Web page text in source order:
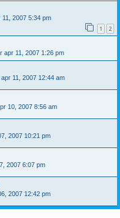
11, 2007 5:34 pm
1 2
apr 11, 2007 1:26 pm
11, 2007 12:44 am
10, 2007 8:56 am
2007 10:21 pm
2007 6:07 pm
2007 12:42 pm